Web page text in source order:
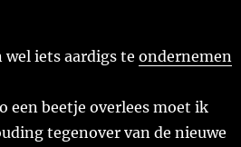
iets aardigs te ondernemen
een beetje overlees moet ik
tegenover van de nieuwe